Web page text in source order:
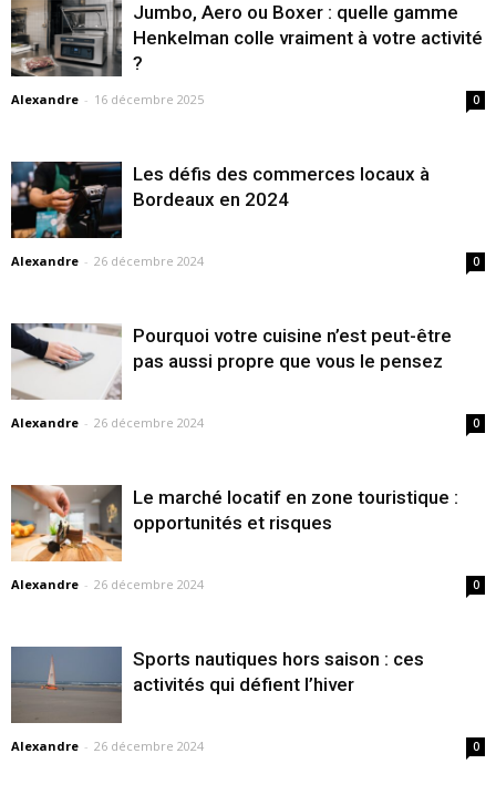
Jumbo, Aero ou Boxer : quelle gamme
Henkelman colle vraiment à votre activité
?
Alexandre - 16 décembre 2025 0
Les défis des commerces locaux à
Bordeaux en 2024
Alexandre - 26 décembre 2024 0
Pourquoi votre cuisine n’est peut-être
pas aussi propre que vous le pensez
Alexandre - 26 décembre 2024 0
Le marché locatif en zone touristique :
opportunités et risques
Alexandre - 26 décembre 2024 0
Sports nautiques hors saison : ces
activités qui défient l’hiver
Alexandre - 26 décembre 2024 0